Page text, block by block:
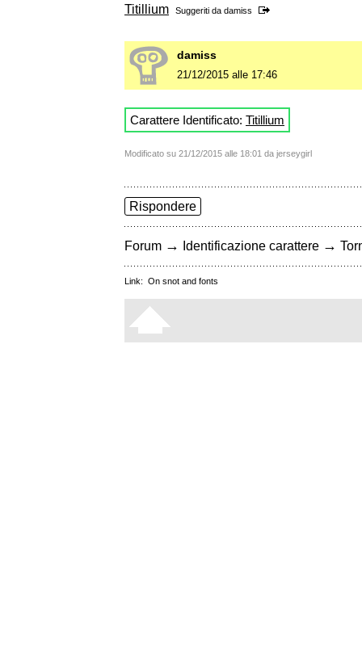
Titillium Suggeriti da damiss
damiss
21/12/2015 alle 17:46
Carattere Identificato: Titillium
Modificato su 21/12/2015 alle 18:01 da jerseygirl
Rispondere
Forum → Identificazione carattere →
Link: On snot and fonts